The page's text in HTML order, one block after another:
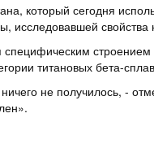
который сегодня
исследовавшей свойства
специфическим
титановых бета-
не получилось, -